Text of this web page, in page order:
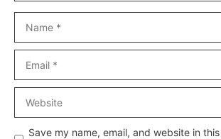
Save my name, email, and website in